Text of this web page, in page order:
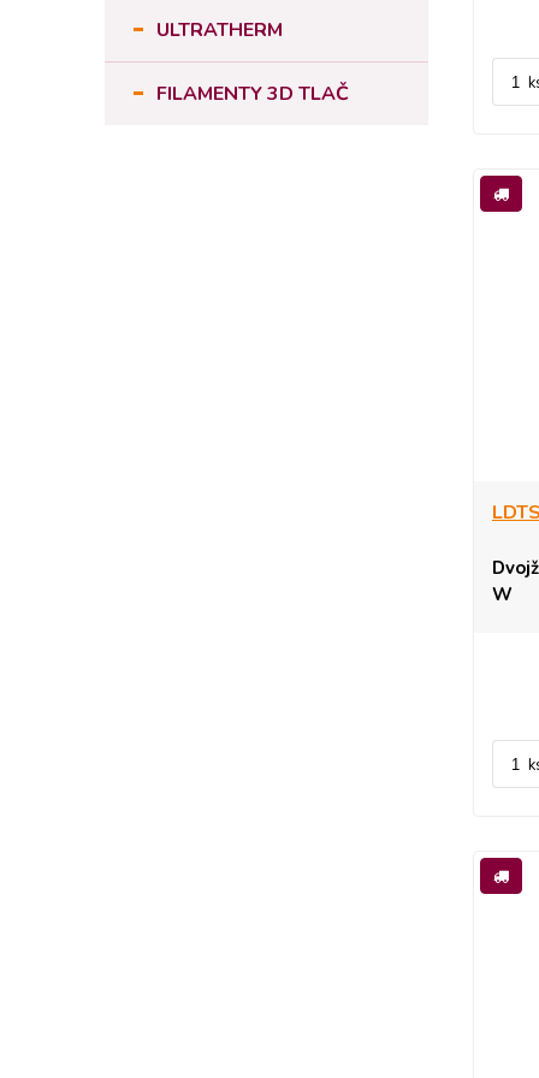
W
ULTRATHERM
FILAMENTY 3D TLAČ